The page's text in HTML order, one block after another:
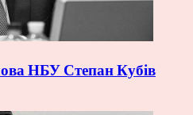
НБУ Степан Кубів